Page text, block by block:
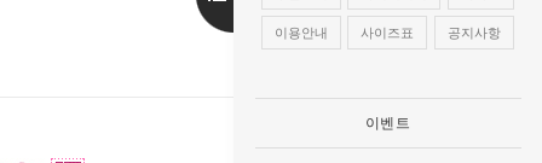
이용안내 사이즈표 공지사항
이벤트